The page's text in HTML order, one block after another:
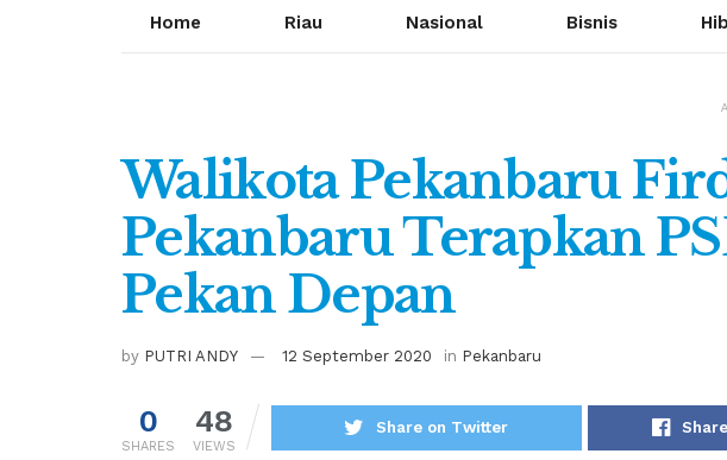
Home Riau Nasional Bisnis
Walikota Pekanbaru
Pekanbaru Terapkan
Pekan Depan
by PUTRI ANDY 12 September 2020 in Pekanbaru
0
SHARES
48
VIEWS
Share on Twitter